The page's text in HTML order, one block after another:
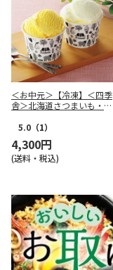
＜お中元＞【冷凍】＜四季
舎＞北海道さつまいも・ミ
5.0 （1）
4,300円
(送料・税込)